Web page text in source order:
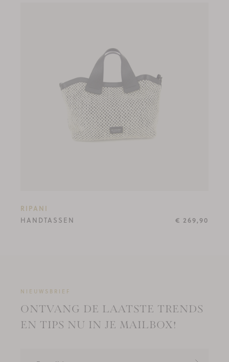
RIPANI
HANDTASSEN
€ 269,90
NIEUWSBRIEF
ONTVANG DE LAATSTE TRENDS
EN TIPS NU IN JE MAILBOX!